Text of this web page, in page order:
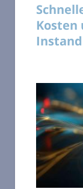
Kosten